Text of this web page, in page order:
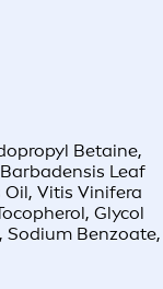
Betaine,
Leaf
Oil, Vitis Vinifera
Glycol
Sodium Benzoate,